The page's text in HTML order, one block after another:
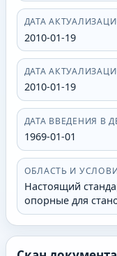
ДАТА
2010-01-19
ДАТА
2010-01-19
ДАТА ВВЕДЕНИЯ В
1969-01-01
ОБЛАСТЬ И
Настоящий
опорные для